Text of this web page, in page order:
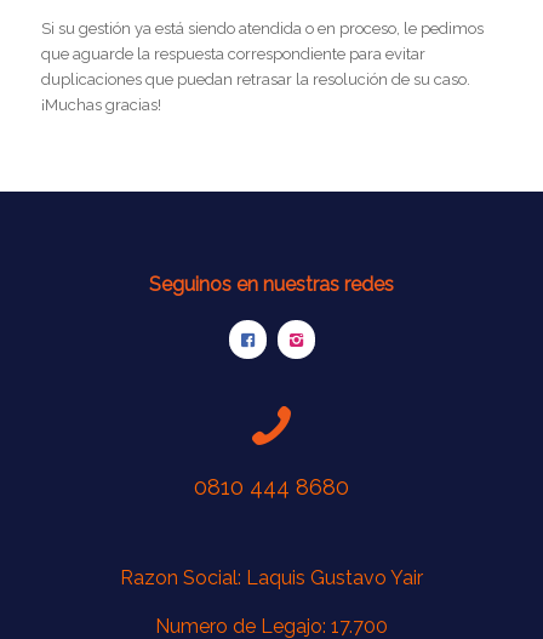
Si su gestión ya está siendo atendida o en proceso, le pedimos
que aguarde la respuesta correspondiente para evitar
duplicaciones que puedan retrasar la resolución de su caso.
¡Muchas gracias!
Seguinos en nuestras redes
0810 444 8680
Razon Social: Laquis Gustavo Yair
Numero de Legajo: 17.700